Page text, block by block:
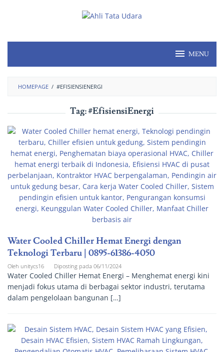
MENU
HOMEPAGE / #EFISIENSIENERGI
Tag:#EfisiensiEnergi
Water Cooled Chiller Hemat Energi dengan
Teknologi Terbaru | 0895-61386-4050
Oleh unitycs16 Diposting pada 06/11/2024
Water Cooled Chiller Hemat Energi – Menghemat energi kini
menjadi fokus utama di berbagai sektor industri, terutama
dalam pengelolaan bangunan […]